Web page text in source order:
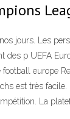
jours. Les
p UEFA
europe
est très
La